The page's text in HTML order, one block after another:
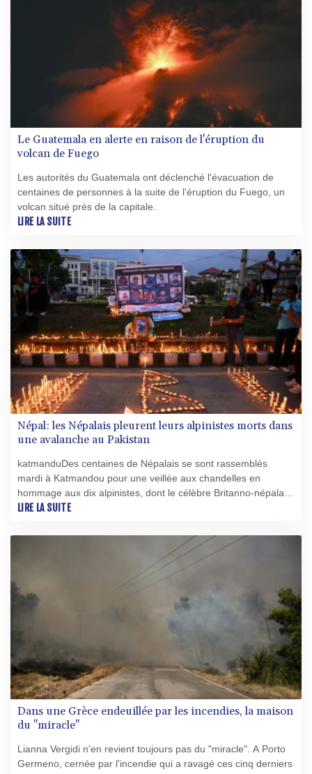
Le Guatemala en alerte en raison de l'éruption du
volcan de Fuego
Les autorités du Guatemala ont déclenché l'évacuation de
centaines de personnes à la suite de l'éruption du Fuego, un
volcan situé près de la capitale.
LIRE LA SUITE
Népal: les Népalais pleurent leurs alpinistes morts dans
une avalanche au Pakistan
katmanduDes centaines de Népalais se sont rassemblés
mardi à Katmandou pour une veillée aux chandelles en
hommage aux dix alpinistes, dont le célèbre Britanno-népalais
Nirmal Purja, morts jeudi dans une avalanche sur le Broad
nord du Pakistan.
LIRE LA SUITE
Dans une Grèce endeuillée par les incendies, la maison
du "miracle"
Lianna Vergidi n'en revient toujours pas du "miracle". A Porto
Germeno, cernée par l'incendie qui a ravagé ces cinq derniers